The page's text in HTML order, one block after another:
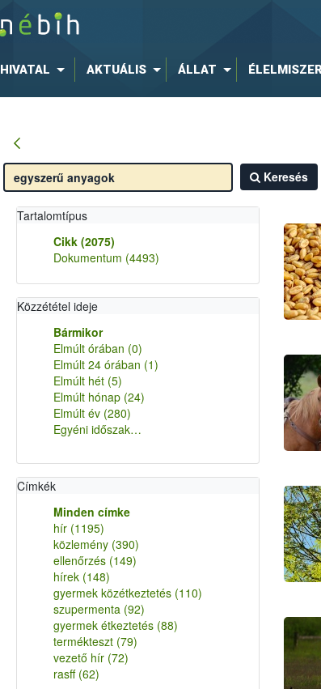
HIVATAL AKTUÁLIS ÁLLAT
Keresés
Tartalomtípus
Cikk (2075)
Dokumentum (4493)
Közzététel ideje
Bármikor
Elmúlt órában (0)
Elmúlt 24 órában (1)
Elmúlt hét (5)
Elmúlt hónap (24)
Elmúlt év (280)
Egyéni időszak…
Címkék
Minden címke
hír (1195)
közlemény (390)
ellenőrzés (149)
hírek (148)
gyermek közétkeztetés (110)
szupermenta (92)
gyermek étkeztetés (88)
termékteszt (79)
vezető hír (72)
rasff (62)